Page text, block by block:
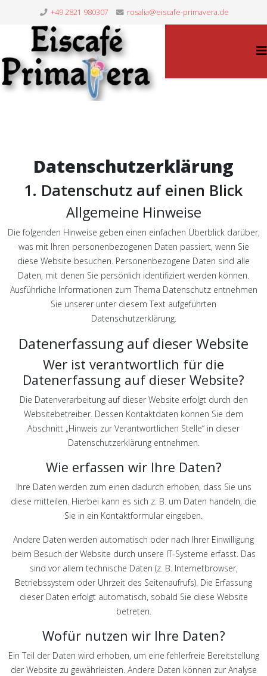
+49 2821 980307 rosalia@eiscafe-primavera.de
Datenschutz­erklärung
1. Datenschutz auf einen Blick
Allgemeine Hinweise
Die folgenden Hinweise geben einen einfachen Überblick darüber,
was mit Ihren personenbezogenen Daten passiert, wenn Sie
diese Website besuchen. Personenbezogene Daten sind alle
Daten, mit denen Sie persönlich identifiziert werden können.
Ausführliche Informationen zum Thema Datenschutz entnehmen
Sie unserer unter diesem Text aufgeführten
Datenschutzerklärung.
Datenerfassung auf dieser Website
Wer ist verantwortlich für die
Datenerfassung auf dieser Website?
Die Datenverarbeitung auf dieser Website erfolgt durch den
Websitebetreiber. Dessen Kontaktdaten können Sie dem
Abschnitt „Hinweis zur Verantwortlichen Stelle“ in dieser
Datenschutzerklärung entnehmen.
Wie erfassen wir Ihre Daten?
Ihre Daten werden zum einen dadurch erhoben, dass Sie uns
diese mitteilen. Hierbei kann es sich z. B. um Daten handeln, die
Sie in ein Kontaktformular eingeben.
Andere Daten werden automatisch oder nach Ihrer Einwilligung
beim Besuch der Website durch unsere IT-Systeme erfasst. Das
sind vor allem technische Daten (z. B. Internetbrowser,
Betriebssystem oder Uhrzeit des Seitenaufrufs). Die Erfassung
dieser Daten erfolgt automatisch, sobald Sie diese Website
betreten.
Wofür nutzen wir Ihre Daten?
Ein Teil der Daten wird erhoben, um eine fehlerfreie Bereitstellung
der Website zu gewährleisten. Andere Daten können zur Analyse